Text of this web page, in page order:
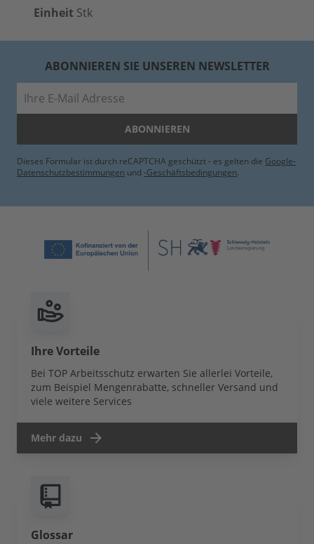
Einheit Stk
ABONNIEREN SIE UNSEREN NEWSLETTER
ABONNIEREN
Dieses Formular ist durch reCAPTCHA geschützt - es gelten die Google-
Datenschutzbestimmungen und -Geschäftsbedingungen.
Ihre Vorteile
Bei TOP Arbeitsschutz erwarten Sie allerlei Vorteile,
zum Beispiel Mengenrabatte, schneller Versand und
viele weitere Services
Mehr dazu
Glossar